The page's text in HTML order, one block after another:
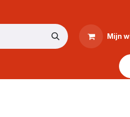
Mijn